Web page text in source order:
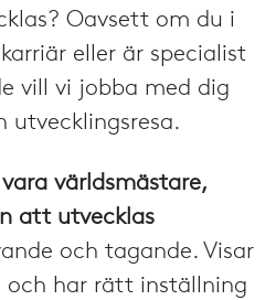
Oavsett om du i
eller är specialist
vill vi jobba med dig
utvecklingsresa.
världsmästare,
att utvecklas
och tagande. Visar
har rätt inställning